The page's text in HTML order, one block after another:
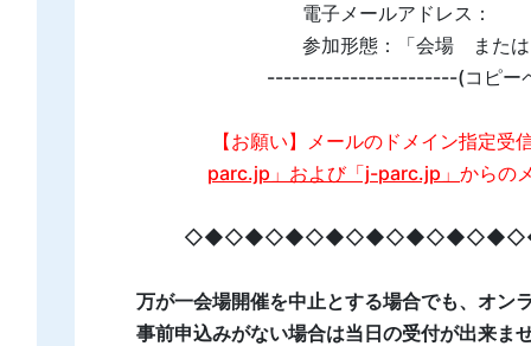
電子メールアドレス：
参加形態：「会場 また
-----------------------(コピー
【お願い】メールのドメイン指定受
parc.jp」および「j-parc.jp」 からの
万が一会場開催を中止とする場合でも、オン
事前申込みがない場合は当日の受付が出来ま